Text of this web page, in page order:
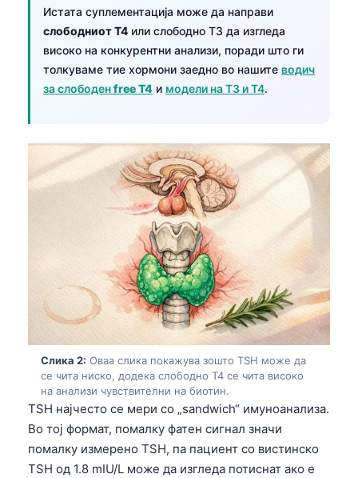
Истата суплементација може да направи
слободниот T4 или слободно T3 да изгледа
високо на конкурентни анализи, поради што ги
толкуваме тие хормони заедно во нашите водич
за слободенfree T4 и модели на T3 и T4.
Слика 2: Оваа слика покажува зошто TSH може да
се чита ниско, додека слободно T4 се чита високо
на анализи чувствителни на биотин.
TSH најчесто се мери со „sandwich“ имуноанализa.
Во тој формат, помалку фатен сигнал значи
помалку измерено TSH, па пациент со вистинско
TSH од 1.8 mIU/L може да изгледа потиснат ако е